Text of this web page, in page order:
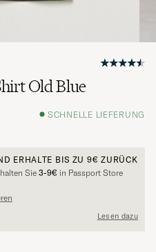
Old Blue
SCHNELLE LIEFERUNG
ERHALTE BIS ZU 9€ ZURÜCK
Sie3-9€ in Passport Store
Lesen dazu